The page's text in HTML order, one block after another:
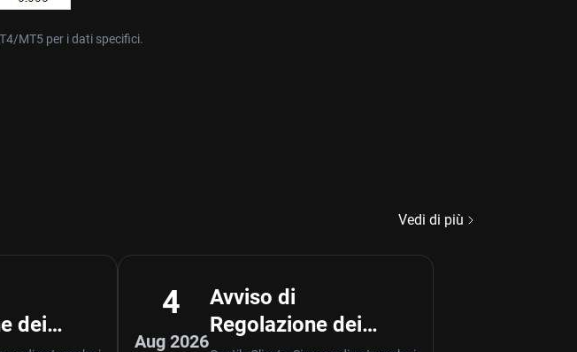
MT5 per i dati specifici.
Vedi di più
dei
4
Aug 2026
Avviso di
Regolazione dei